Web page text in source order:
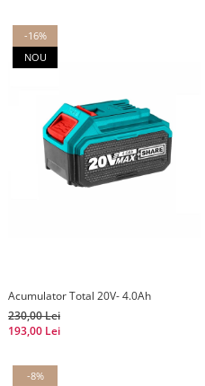
-16%
NOU
Acumulator Total 20V- 4.0Ah
230,00 Lei
193,00 Lei
-8%